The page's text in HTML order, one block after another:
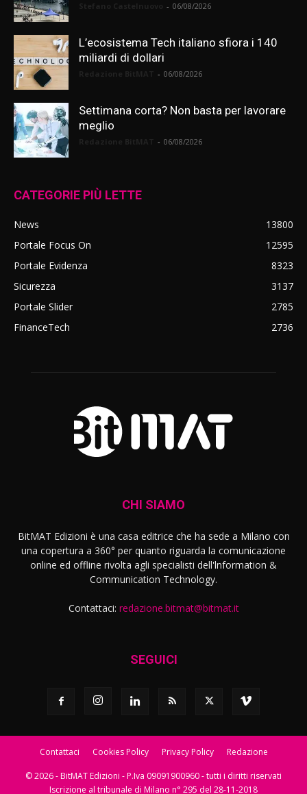
- 06/08/2026
L’ecosistema Tech italiano sfiora i 140
miliardi di dollari
- 06/08/2026
Settimana corta? Non basta per lavorare
meglio
- 06/08/2026
CATEGORIE PIÙ LETTE
News
13800
Portale Focus On
12595
Portale Evidenza
8323
Sicurezza
3137
Portale Slider
2785
FinanceTech
2736
CHI SIAMO
BitMAT Edizioni è una casa editrice che ha sede a Milano con
una copertura a 360° per quanto riguarda la comunicazione
online ed offline rivolta agli specialisti dell'lnformation &
Communication Technology.
Contattaci: redazione.bitmat@bitmat.it
SEGUICI
Contattaci Cookies Policy Privacy Policy Redazione
© 2026 - BitMAT Edizioni - P.Iva 09091900960 - tutti i diritti riservati
Iscrizione al tribunale di Milano n° 295 del 28-11-2018